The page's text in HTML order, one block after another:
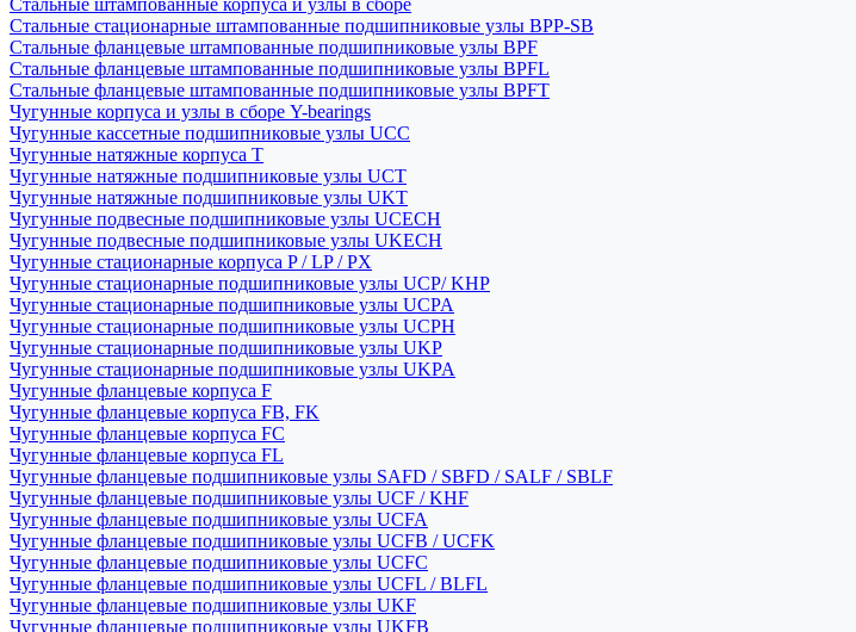
Стальные штампованные корпуса и узлы в сборе
Стальные стационарные штампованные подшипниковые узлы BPP-SB
Стальные фланцевые штампованные подшипниковые узлы BPF
Стальные фланцевые штампованные подшипниковые узлы BPFL
Стальные фланцевые штампованные подшипниковые узлы BPFT
Чугунные корпуса и узлы в сборе Y-bearings
Чугунные кассетные подшипниковые узлы UCC
Чугунные натяжные корпуса T
Чугунные натяжные подшипниковые узлы UCT
Чугунные натяжные подшипниковые узлы UKT
Чугунные подвесные подшипниковые узлы UCECH
Чугунные подвесные подшипниковые узлы UKECH
Чугунные стационарные корпуса P / LP / PX
Чугунные стационарные подшипниковые узлы UCP/ KHP
Чугунные стационарные подшипниковые узлы UCPA
Чугунные стационарные подшипниковые узлы UCPH
Чугунные стационарные подшипниковые узлы UKP
Чугунные стационарные подшипниковые узлы UKPA
Чугунные фланцевые корпуса F
Чугунные фланцевые корпуса FB, FK
Чугунные фланцевые корпуса FC
Чугунные фланцевые корпуса FL
Чугунные фланцевые подшипниковые узлы SAFD / SBFD / SALF / SBLF
Чугунные фланцевые подшипниковые узлы UCF / KHF
Чугунные фланцевые подшипниковые узлы UCFA
Чугунные фланцевые подшипниковые узлы UCFB / UCFK
Чугунные фланцевые подшипниковые узлы UCFC
Чугунные фланцевые подшипниковые узлы UCFL / BLFL
Чугунные фланцевые подшипниковые узлы UKF
Чугунные фланцевые подшипниковые узлы UKFB